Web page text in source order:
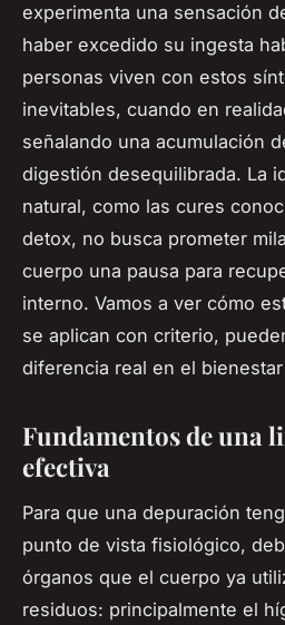
experimenta una sensación
haber excedido su ingesta
personas viven con estos
inevitables, cuando en
señalando una acumulación
digestión desequilibrada. La
natural, como las cures
detox, no busca prometer
cuerpo una pausa para
interno. Vamos a ver cómo
se aplican con criterio,
diferencia real en el
Fundamentos de una
efectiva
Para que una depuración
punto de vista fisiológico,
órganos que el cuerpo ya
residuos: principalmente el